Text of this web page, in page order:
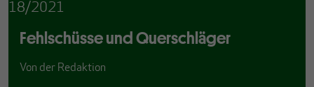
18/2021
Fehlschüsse und Querschläger
Von der Redaktion